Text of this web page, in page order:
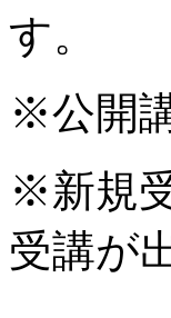
す。
※公開
※新規
受講が